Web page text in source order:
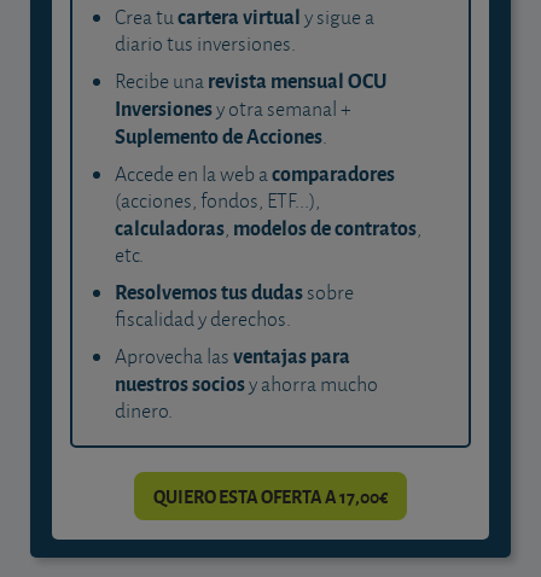
Crea tucartera virtualy sigue a
diario tus inversiones.
Recibe unarevista mensual OCU
Inversionesy otra semanal +
Suplemento de Acciones.
Accede en la web acomparadores
(acciones, fondos, ETF...),
calculadoras, modelos de contratos,
etc.
Resolvemos tus dudassobre
fiscalidad y derechos.
Aprovecha lasventajas para
nuestros sociosy ahorra mucho
dinero.
QUIERO ESTA OFERTA A 17,00€